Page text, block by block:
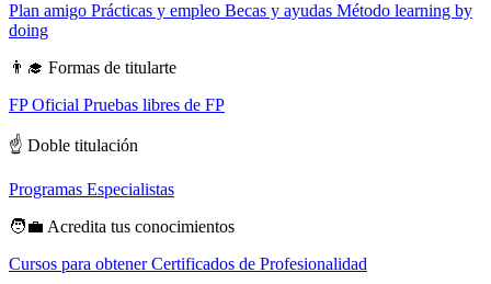
Plan amigo Prácticas y empleo Becas y ayudas Método learning by
doing
👨‍🎓 Formas de titularte
FP Oficial Pruebas libres de FP
☝️ Doble titulación
Programas Especialistas
🧑‍💼 Acredita tus conocimientos
Cursos para obtener Certificados de Profesionalidad